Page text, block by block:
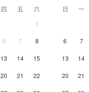
四 五
六
1
6 7 8
13 14 15
20 21 22
日 一
6 7
13 14
20 21